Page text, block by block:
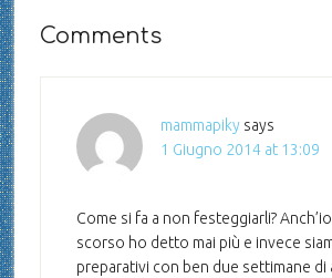
Comments
mammapiky says
1 Giugno 2014 at 13:09
Come si fa a non festeggiarli? Anch’io
scorso ho detto mai più e invece
preparativi con ben due settimane di